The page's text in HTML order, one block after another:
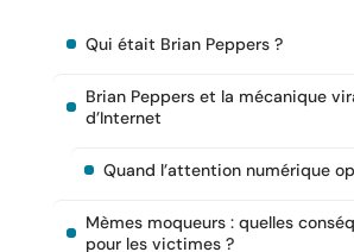
Qui était Brian Peppers ?
Brian Peppers et la mécanique
d’Internet
Quand l’attention numérique
Mèmes moqueurs : quelles
pour les victimes ?